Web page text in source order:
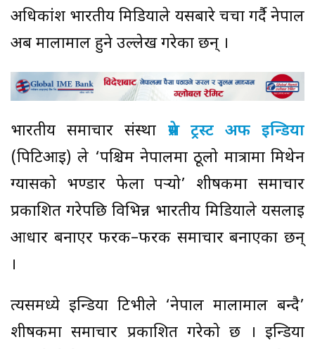
अधिकांश भारतीय मिडियाले यसबारे चर्चा गर्दै नेपाल
अब मालामाल हुने उल्लेख गरेका छन् ।
भारतीय समाचार संस्था प्रेस ट्रस्ट अफ इन्डिया
(पिटिआई) ले ‘पश्चिम नेपालमा ठूलो मात्रामा मिथेन
ग्यासको भण्डार फेला पर्‍यो’ शीर्षकमा समाचार
प्रकाशित गरेपछि विभिन्न भारतीय मिडियाले यसलाई
आधार बनाएर फरक–फरक समाचार बनाएका छन्
।
त्यसमध्ये इन्डिया टिभीले ‘नेपाल मालामाल बन्दै’
शीर्षकमा समाचार प्रकाशित गरेको छ । इन्डिया